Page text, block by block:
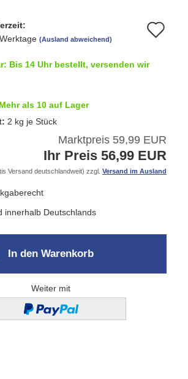
(Ausland abweichend)
Bis 14 Uhr bestellt, versenden wir
Mehr als 10 auf Lager
2 kg je Stück
Marktpreis 59,99 EUR
Ihr Preis 56,99 EUR
Versand deutschlandweit) zzgl. Versand im Ausland
In den Warenkorb
Weiter mit